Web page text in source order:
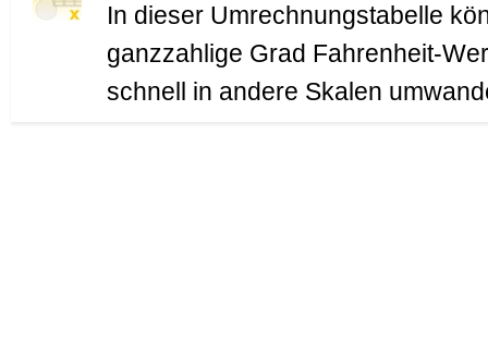
In dieser Umrechnungstabelle
ganzzahlige Grad Fahrenheit-
schnell in andere Skalen